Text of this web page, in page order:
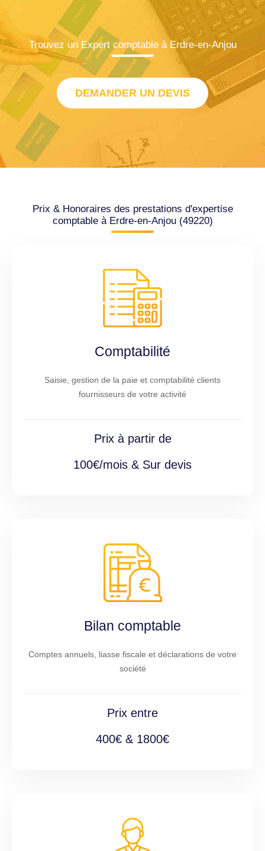
Trouvez un Expert comptable à Erdre-en-Anjou
DEMANDER UN DEVIS
Prix & Honoraires des prestations d'expertise
comptable à Erdre-en-Anjou (49220)
Comptabilité
Saisie, gestion de la paie et comptabilité clients
fournisseurs de votre activité
Prix à partir de
100€/mois & Sur devis
Bilan comptable
Comptes annuels, liasse fiscale et déclarations de votre
société
Prix entre
400€ & 1800€